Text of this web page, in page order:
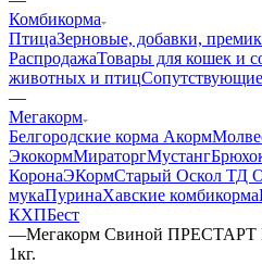
Комбикорма
ПтицаЗерновые, добавки,
РаспродажаТовары для кошек и
животных и птиц
—
Мегакорм
Белгородские корма Акорм
ЭкокормМираторгМустанг
КоронаЭКормСтарый Оскол ТД
мукаПуринаХавские комбикорма
КХПБест
—Мегакорм Свиной ПРЕСТАРТ
1кг.